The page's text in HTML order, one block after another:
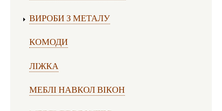
ВИРОБИ З МЕТАЛУ
КОМОДИ
ЛІЖКА
МЕБЛІ НАВКОЛ ВІКОН